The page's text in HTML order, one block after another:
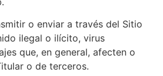
o enviar a través del Sitio
ilegal o ilícito, virus
que, en general, afecten o
o de terceros.